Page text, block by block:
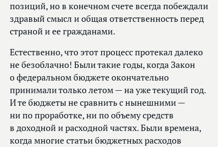
позиций, но в конечном счете всегда побеждали
здравый смысл и общая ответственность перед
страной и ее гражданами.
Естественно, что этот процесс протекал далеко
не безоблачно! Были такие годы, когда Закон
о федеральном бюджете окончательно
принимали только летом — на уже текущий год.
И те бюджеты не сравнить с нынешними —
ни по проработке, ни по объему средств
в доходной и расходной частях. Были времена,
когда многие статьи бюджетных расходов